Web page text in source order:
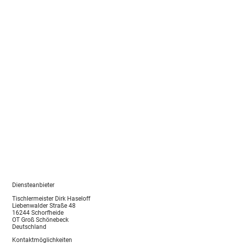
Diensteanbieter
Tischlermeister Dirk Haseloff
Liebenwalder Straße 48
16244 Schorfheide
OT Groß Schönebeck
Deutschland
Kontaktmöglichkeiten